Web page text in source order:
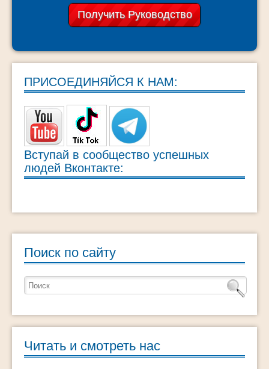
ПРИСОЕДИНЯЙСЯ К НАМ:
Вступай в сообщество успешных
людей Вконтакте:
Поиск по сайту
Читать и смотреть нас